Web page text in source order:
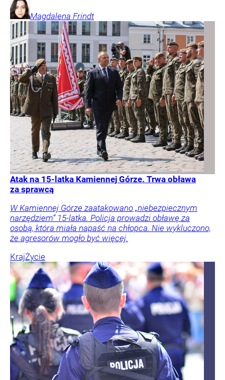
Magdalena Frindt
Atak na 15-latka Kamiennej Górze. Trwa obława
za sprawcą
W Kamiennej Górze zaatakowano „niebezpiecznym
narzędziem” 15-latka. Policja prowadzi obławę za
osobą, która miała napaść na chłopca. Nie wykluczono,
że agresorów mogło być więcej.
KrajŻycie